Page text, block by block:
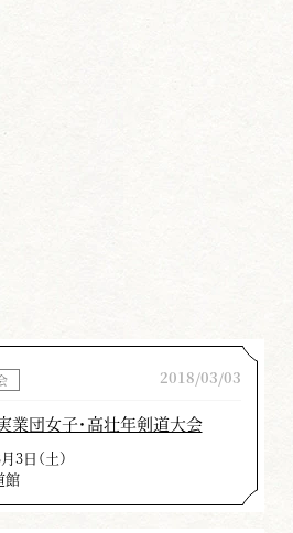
2018/03/03
業団女子・高壮年剣道大会
3日（土）
館